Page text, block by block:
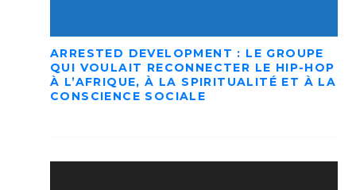
ARRESTED DEVELOPMENT : LE GROUPE
QUI VOULAIT RECONNECTER LE HIP-HOP
À L’AFRIQUE, À LA SPIRITUALITÉ ET À LA
CONSCIENCE SOCIALE